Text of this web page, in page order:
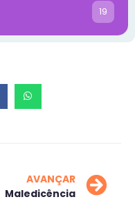
19
AVANÇAR
Maledicência